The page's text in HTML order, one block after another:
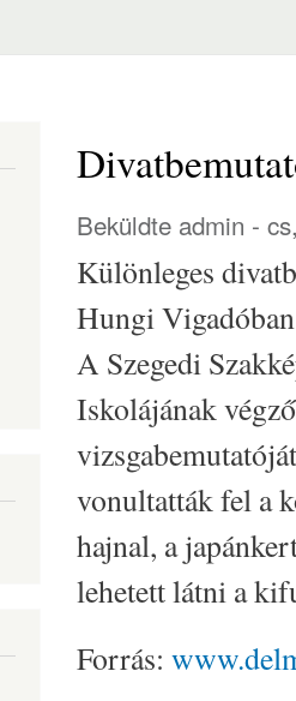
Beküldte admin -
Különleges
Hungi
A Szegedi
Iskolájának
vonultatták fel a
hajnal, a
lehetett látni a
Forrás: